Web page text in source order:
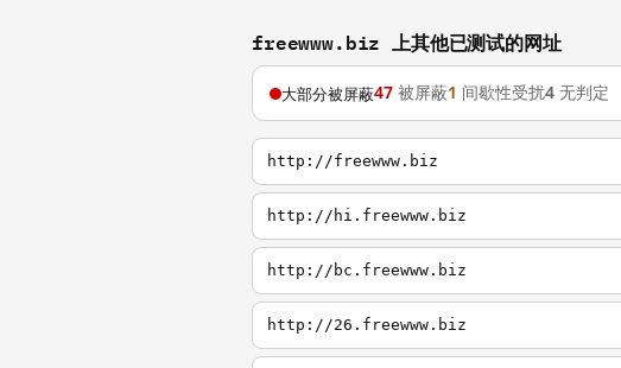
freewww.biz 上其他已测试的网址
大部分被屏蔽47 被屏蔽1 间歇性受扰4 无判定
http://freewww.biz
http://hi.freewww.biz
http://bc.freewww.biz
http://26.freewww.biz